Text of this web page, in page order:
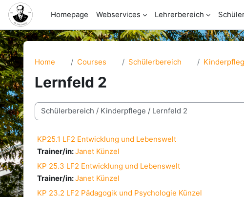
Skip to main content
Homepage
Webservices Lehrerbereich
Home Courses Schülerbereich
Lernfeld 2
Course categories
KP25.1 LF2 Entwicklung und Lebenswelt
Trainer/in:Janet Künzel
KP 25.3 LF2 Entwicklung und Lebenswelt
Trainer/in:Janet Künzel
KP 23.2 LF2 Pädagogik und Psychologie Künzel